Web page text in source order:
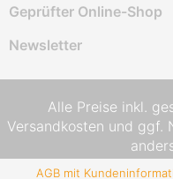
Geprüfter Online-Shop
Newsletter
Alle Preise inkl.
Versandkosten und ggf.
AGB mit